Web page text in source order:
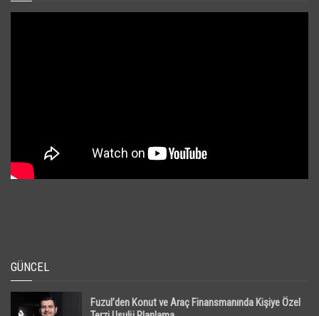
GÜNCEL
Fuzul’den Konut ve Araç Finansmanında Kişiye Özel